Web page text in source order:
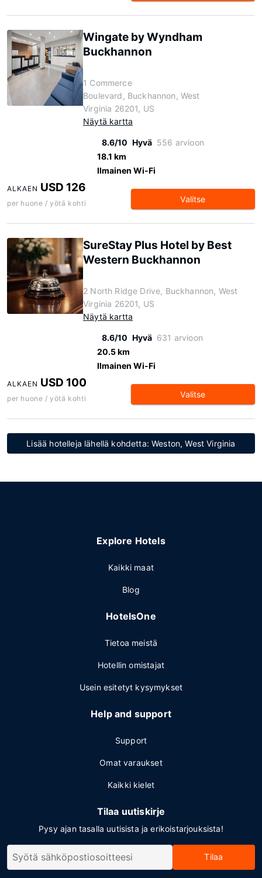
Wingate by Wyndham
Buckhannon
1 Commerce
Boulevard, Buckhannon, West
Virginia 26201, US
Näytä kartta
8.6/10 Hyvä 556 arvioon
18.1 km
Ilmainen Wi-Fi
ALKAEN USD 126
per huone / yötä kohti Valitse
SureStay Plus Hotel by Best
Western Buckhannon
2 North Ridge Drive, Buckhannon, West
Virginia 26201, US
Näytä kartta
8.6/10 Hyvä 631 arvioon
20.5 km
Ilmainen Wi-Fi
ALKAEN USD 100
per huone / yötä kohti Valitse
Lisää hotelleja lähellä kohdetta: Weston, West Virginia
Explore Hotels
Kaikki maat
Blog
HotelsOne
Tietoa meistä
Hotellin omistajat
Usein esitetyt kysymykset
Help and support
Support
Omat varaukset
Kaikki kielet
Tilaa uutiskirje
Pysy ajan tasalla uutisista ja erikoistarjouksista!
Tilaa